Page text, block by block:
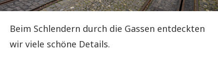
Beim Schlendern durch die Gassen entdeckten
wir viele schöne Details.